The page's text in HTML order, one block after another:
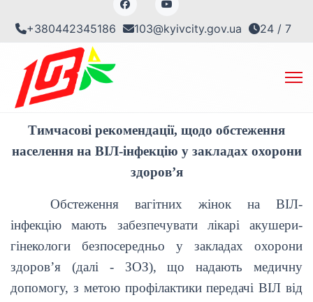
+380442345186 103@kyivcity.gov.ua 24 / 7
Тимчасові рекомендації, щодо обстеження
населення на ВІЛ-інфекцію у закладах охорони
здоров’я
Обстеження вагітних жінок на ВІЛ-
інфекцію мають забезпечувати лікарі акушери-
гінекологи безпосередньо у закладах охорони
здоров’я (далі - ЗОЗ), що надають медичну
допомогу, з метою профілактики передачі ВІЛ від